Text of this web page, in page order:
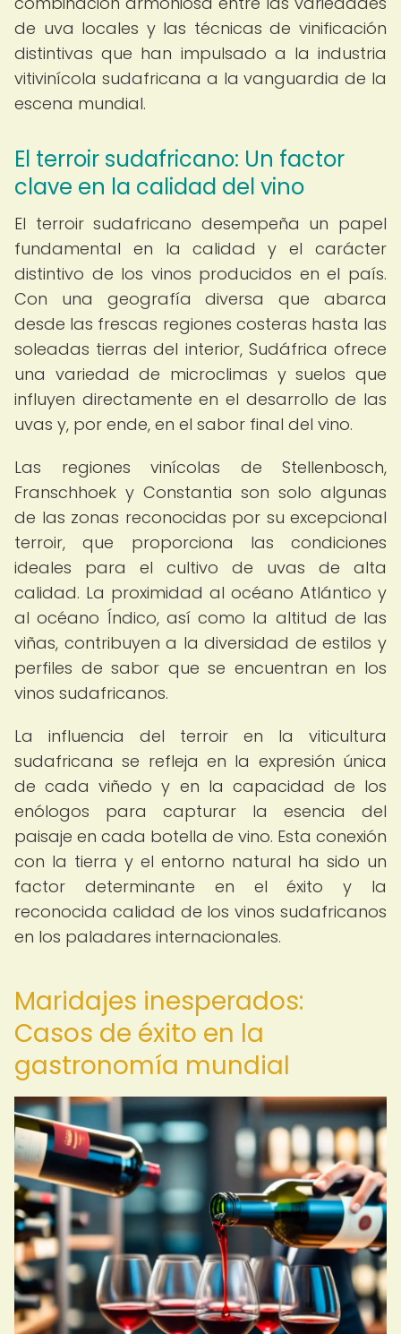
de uva locales y las técnicas de vinificación
distintivas que han impulsado a la industria
vitivinícola sudafricana a la vanguardia de la
escena mundial.
El terroir sudafricano: Un factor
clave en la calidad del vino
El terroir sudafricano desempeña un papel
fundamental en la calidad y el carácter
distintivo de los vinos producidos en el país.
Con una geografía diversa que abarca
desde las frescas regiones costeras hasta las
soleadas tierras del interior, Sudáfrica ofrece
una variedad de microclimas y suelos que
influyen directamente en el desarrollo de las
uvas y, por ende, en el sabor final del vino.
Las regiones vinícolas de Stellenbosch,
Franschhoek y Constantia son solo algunas
de las zonas reconocidas por su excepcional
terroir, que proporciona las condiciones
ideales para el cultivo de uvas de alta
calidad. La proximidad al océano Atlántico y
al océano Índico, así como la altitud de las
viñas, contribuyen a la diversidad de estilos y
perfiles de sabor que se encuentran en los
vinos sudafricanos.
La influencia del terroir en la viticultura
sudafricana se refleja en la expresión única
de cada viñedo y en la capacidad de los
enólogos para capturar la esencia del
paisaje en cada botella de vino. Esta conexión
con la tierra y el entorno natural ha sido un
factor determinante en el éxito y la
reconocida calidad de los vinos sudafricanos
en los paladares internacionales.
Maridajes inesperados:
Casos de éxito en la
gastronomía mundial